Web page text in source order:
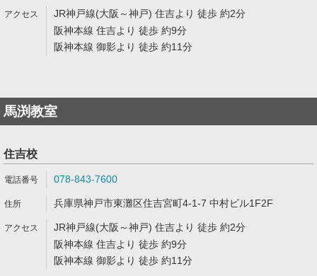
JR神戸線(大阪～神戸) 住吉より 徒歩 約2分
阪神本線 住吉より 徒歩 約9分
阪神本線 御影より 徒歩 約11分
馬渕教室
住吉校
078-843-7600
兵庫県神戸市東灘区住吉宮町4-1-7 中村ビル1F2F
JR神戸線(大阪～神戸) 住吉より 徒歩 約2分
阪神本線 住吉より 徒歩 約9分
阪神本線 御影より 徒歩 約11分